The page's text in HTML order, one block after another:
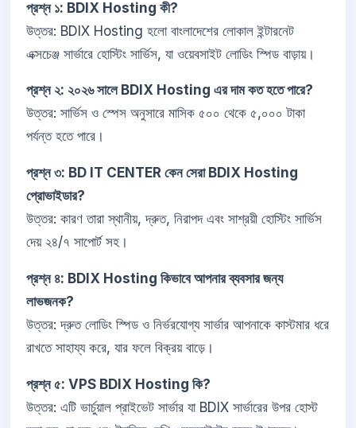
প্রশ্ন ১: BDIX Hosting কী?
উত্তর: BDIX Hosting হলো বাংলাদেশের লোকাল ইন্টারনেট
এক্সচেঞ্জ সার্ভারে হোস্টিং সার্ভিস, যা ওয়েবসাইট লোডিং স্পিড বাড়ায়।
প্রশ্ন ২: ২০২৬ সালে BDIX Hosting এর দাম কত হতে পারে?
উত্তর: সার্ভিস ও স্পেস অনুসারে মাসিক ৫০০ থেকে ৫,০০০ টাকা
পর্যন্ত হতে পারে।
প্রশ্ন ৩: BD IT CENTER কেন সেরা BDIX Hosting
প্রোভাইডার?
উত্তর: কারণ তারা স্থানীয়, দ্রুত, নিরাপদ এবং সাশ্রয়ী হোস্টিং সার্ভিস
দেয় ২৪/৭ সাপোর্ট সহ।
প্রশ্ন ৪: BDIX Hosting কিভাবে আপনার ব্যবসার জন্য
লাভজনক?
উত্তর: দ্রুত লোডিং স্পিড ও নির্ভরযোগ্য সার্ভার আপনাকে কাস্টমার ধরে
রাখতে সাহায্য করে, যার ফলে বিক্রয় বাড়ে।
প্রশ্ন ৫: VPS BDIX Hosting কি?
উত্তর: এটি ভার্চুয়াল প্রাইভেট সার্ভার যা BDIX সার্ভারের উপর হোস্ট